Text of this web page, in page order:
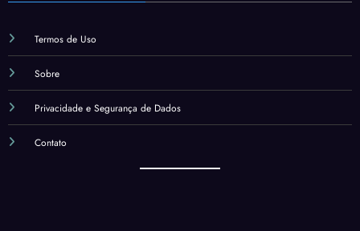
Termos de Uso
Sobre
Privacidade e Segurança de Dados
Contato